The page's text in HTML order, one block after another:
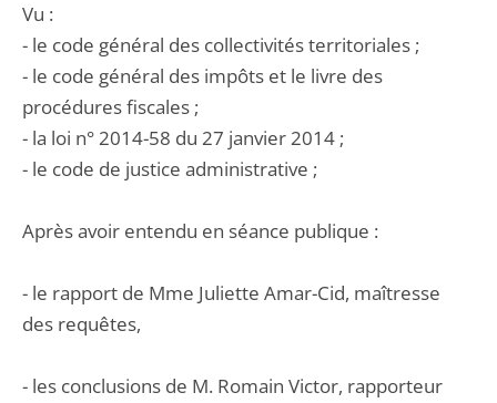
Vu :
- le code général des collectivités territoriales ;
- le code général des impôts et le livre des
procédures fiscales ;
- la loi n° 2014-58 du 27 janvier 2014 ;
- le code de justice administrative ;
Après avoir entendu en séance publique :
- le rapport de Mme Juliette Amar-Cid, maîtresse
des requêtes,
- les conclusions de M. Romain Victor, rapporteur